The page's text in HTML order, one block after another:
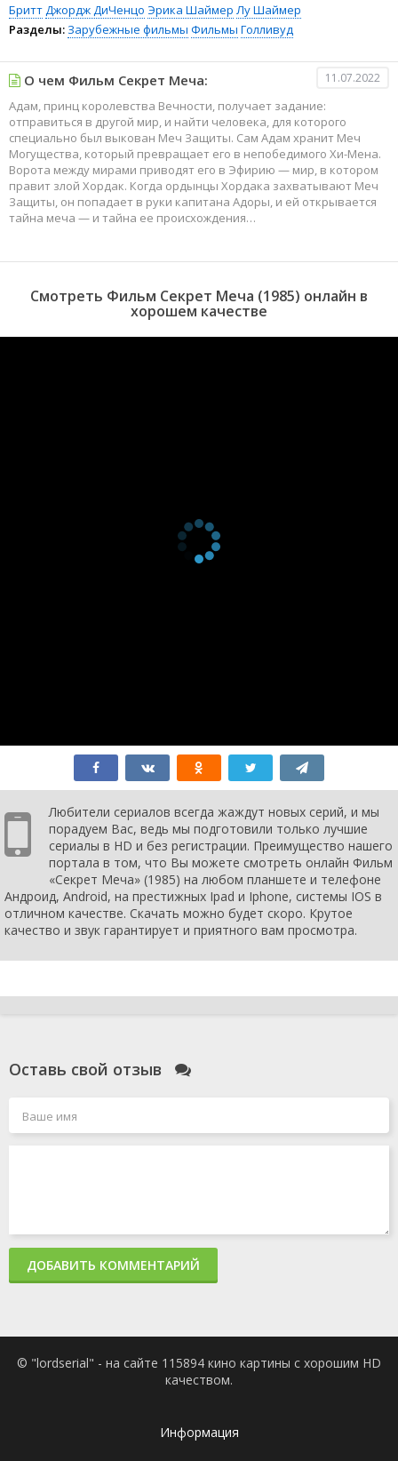
БриттДжордж ДиЧенцо Эрика Шаймер Лу Шаймер
Разделы: Зарубежные фильмы Фильмы Голливуд
О чем Фильм Секрет Меча: 11.07.2022
Адам, принц королевства Вечности, получает задание:
отправиться в другой мир, и найти человека, для которого
специально был выкован Меч Защиты. Сам Адам хранит Меч
Могущества, который превращает его в непобедимого Хи-Мена.
Ворота между мирами приводят его в Эфирию — мир, в котором
правит злой Хордак. Когда ордынцы Хордака захватывают Меч
Защиты, он попадает в руки капитана Адоры, и ей открывается
тайна меча — и тайна ее происхождения…
Смотреть Фильм Секрет Меча (1985) онлайн в
хорошем качестве
Любители сериалов всегда жаждут новых серий, и мы
порадуем Вас, ведь мы подготовили только лучшие
сериалы в HD и без регистрации. Преимущество нашего
портала в том, что Вы можете смотреть онлайн Фильм
«Секрет Меча» (1985) на любом планшете и телефоне
Андроид, Android, на престижных Ipad и Iphone, системы IOS в
отличном качестве. Скачать можно будет скоро. Крутое
качество и звук гарантирует и приятного вам просмотра.
Оставь свой отзыв
ДОБАВИТЬ КОММЕНТАРИЙ
© "lordserial" - на сайте 115894 кино картины с хорошим HD
качеством.
Информация